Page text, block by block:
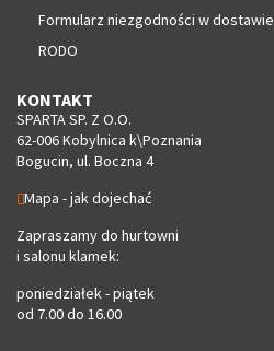
Formularz niezgodności w dostawie
RODO
KONTAKT
SPARTA SP. Z O.O.
62-006 Kobylnica k\Poznania
Bogucin, ul. Boczna 4
Mapa - jak dojechać
Zapraszamy do hurtowni
i salonu klamek:
poniedziałek - piątek
od 7.00 do 16.00